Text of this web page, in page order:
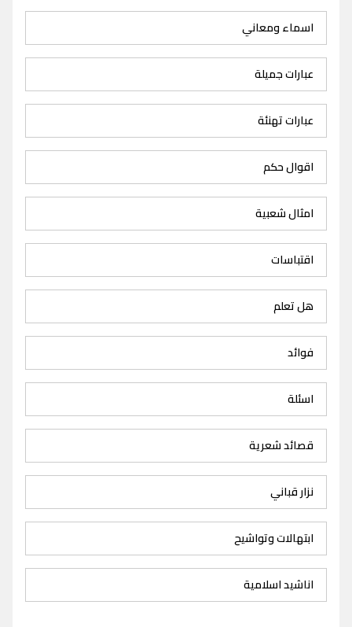
اسماء ومعاني
عبارات جميلة
عبارات تهنئة
اقوال حكم
امثال شعبية
اقتباسات
هل تعلم
فوائد
اسئلة
قصائد شعرية
نزار قباني
ابتهالات وتواشيح
اناشيد اسلامية